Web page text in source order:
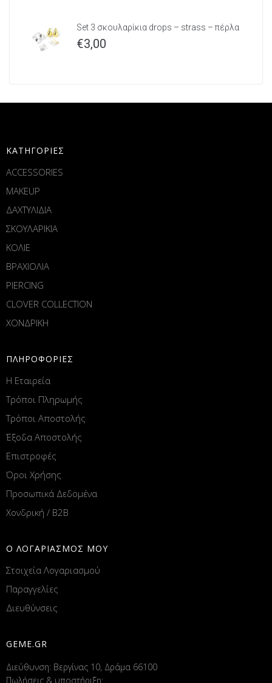
Set 3 σκουλαρίκια drops – strass – πέρλα
€3,00
ΚΑΤΗΓΟΡΙΕΣ
ACCESSORIES
MAKEUP
ΔΑΧΤΥΛΙΔΙΑ
ΣΚΟΥΛΑΡΙΚΙΑ
ΚΟΛΙΕ
ΒΡΑΧΙΟΛΙΑ
PIERCING
CLOVER COLLECTION
ΧΟΝΔΡΙΚΗ
ΠΛΗΡΟΦΟΡΙΕΣ
Η Εταιρεία
Τρόποι Πληρωμής
Τρόποι Αποστολής
Έξοδα Αποστολής
Επιστροφές
Όροι Χρήσης
Προσωπικά Δεδομένα
Χονδρική / B2B
Ο ΛΟΓΑΡΙΑΣΜΟΣ ΜΟΥ
Στοιχεία Λογαριασμού
Παραγγελίες
Διευθύνσεις
GEME.GR
Διεύθυνση: Βεργίνας 10, Δράμα 66100
Πωλήσεις & υποστήριξη: